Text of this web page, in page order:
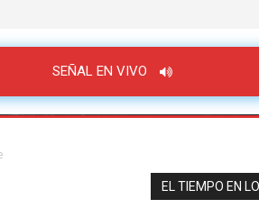
SEÑAL EN VIVO
EL TIEMPO EN